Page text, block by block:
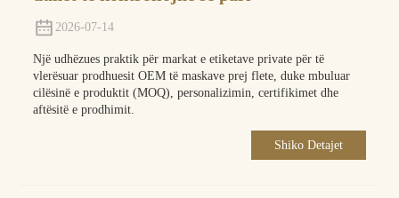
2026-07-14
Një udhëzues praktik për markat e etiketave private për të
vlerësuar prodhuesit OEM të maskave prej flete, duke mbuluar
cilësinë e produktit (MOQ), personalizimin, certifikimet dhe
aftësitë e prodhimit.
Shiko Detajet